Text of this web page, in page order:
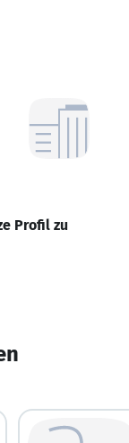
Profil zu